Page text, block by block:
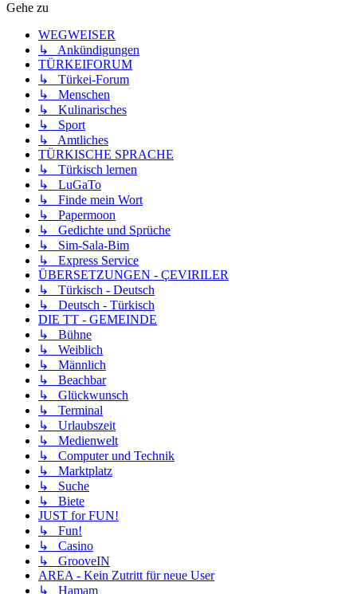
Gehe zu
WEGWEISER
↳ Ankündigungen
TÜRKEIFORUM
↳ Türkei-Forum
↳ Menschen
↳ Kulinarisches
↳ Sport
↳ Amtliches
TÜRKISCHE SPRACHE
↳ Türkisch lernen
↳ LuGaTo
↳ Finde mein Wort
↳ Papermoon
↳ Gedichte und Sprüche
↳ Sim-Sala-Bim
↳ Express Service
ÜBERSETZUNGEN - ÇEVIRILER
↳ Türkisch - Deutsch
↳ Deutsch - Türkisch
DIE TT - GEMEINDE
↳ Bühne
↳ Weiblich
↳ Männlich
↳ Beachbar
↳ Glückwunsch
↳ Terminal
↳ Urlaubszeit
↳ Medienwelt
↳ Computer und Technik
↳ Marktplatz
↳ Suche
↳ Biete
JUST for FUN!
↳ Fun!
↳ Casino
↳ GrooveIN
AREA - Kein Zutritt für neue User
↳ Hamam